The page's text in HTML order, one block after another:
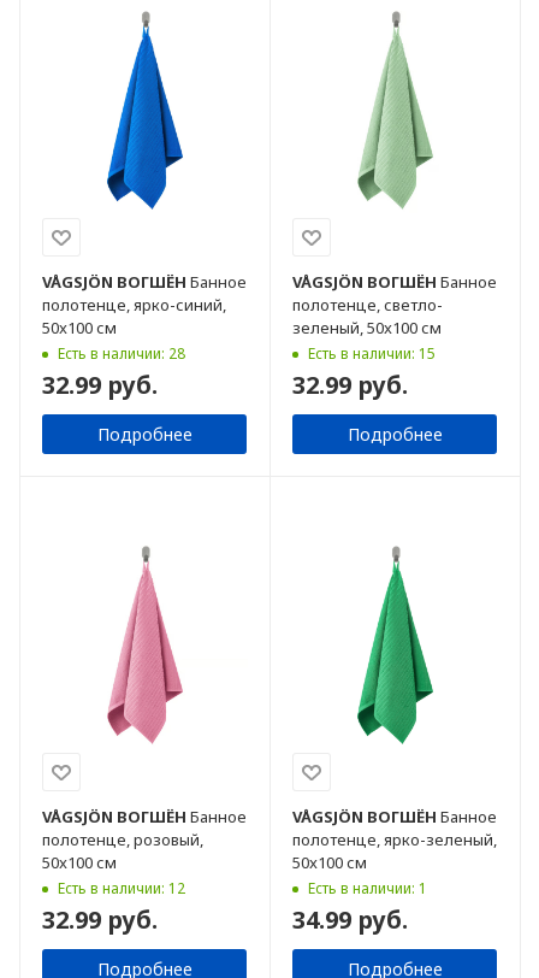
VÅGSJÖN ВОГШЁН Банное
полотенце, ярко-синий,
50x100 см
Есть в наличии: 28
32.99 руб.
Подробнее
VÅGSJÖN ВОГШЁН Банное
полотенце, светло-
зеленый, 50x100 см
Есть в наличии: 15
32.99 руб.
Подробнее
VÅGSJÖN ВОГШЁН Банное
полотенце, розовый,
50x100 см
Есть в наличии: 12
32.99 руб.
Подробнее
VÅGSJÖN ВОГШЁН Банное
полотенце, ярко-зеленый,
50x100 см
Есть в наличии: 1
34.99 руб.
Подробнее